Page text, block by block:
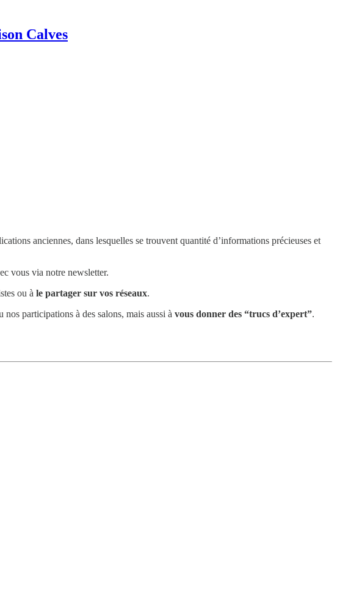
Calves
anciennes, dans lesquelles se trouvent quantité d’informations précieuses et
vous via notre newsletter.
ou à le partager sur vos réseaux.
nos participations à des salons, mais aussi à vous donner des “trucs d’expert”.